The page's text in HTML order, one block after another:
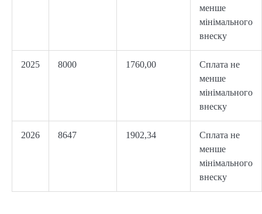
менше
мінімального
внеску
2025 8000 1760,00
Сплата не
менше
мінімального
внеску
2026 8647 1902,34
Сплата не
менше
мінімального
внеску